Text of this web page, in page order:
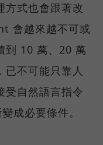
方式也會跟著改
會越來越不可或
到 10 萬、20 萬
已不可能只靠人
受自然語言指令
成必要條件。